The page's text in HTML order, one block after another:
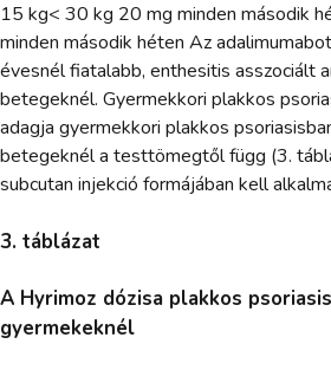
15 kg< 30 kg 20 mg minden második
minden második héten Az
évesnél fiatalabb, enthesitis asszociált
betegeknél. Gyermekkori plakkos
adagja gyermekkori plakkos
betegeknél a testtömegtől függ (3.
subcutan injekció formájában kell
3. táblázat
A Hyrimoz dózisa plakkos
gyermekeknél